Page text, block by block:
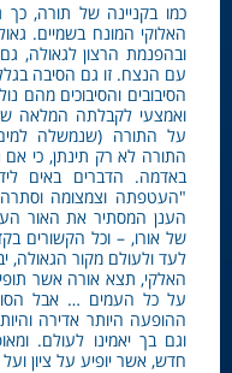
כמו בקניינה של תורה,
האלוקי המונח בשמיים.
ובהפנמת הרצון לגאולה,
עם הנצח. זו גם הסיבה
הסיבובים והסיבוכים מהם
ואמצעי לקבלתה המלאה
על התורה (שנמשלה
התורה לא רק תינתן, כי
באדמה. הדברים באים
"העטפתה וצמצומה
הענן המסתיר את האור
של אורו, – וכל הקשורים
לעד ולעולם מקור הגאולה,
האלקי, תצא אורה אשר
על כל העמים … אבל
ההופעה היותר אדירה
וגם בך יאמינו לעולם.
חדש, אשר יופיע על ציון